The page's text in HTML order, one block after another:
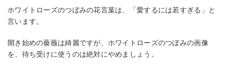
ホワイトローズのつぼみの花言葉は、「愛するには若すぎる」と
言います。
開き始めの薔薇は綺麗ですが、ホワイトローズのつぼみの画像
を、待ち受けに使うのは絶対にやめましょう。